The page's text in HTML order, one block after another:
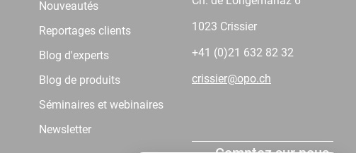
Nouveautés
Reportages clients
Blog d'experts
Blog de produits
Séminaires et webinaires
Newsletter
1023 Crissier
+41 (0)21 632 82 32
crissier@opo.ch